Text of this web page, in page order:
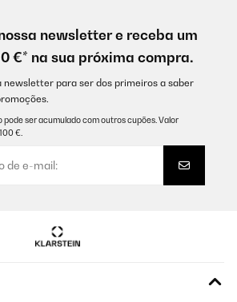
newsletter e receba um
€* na sua próxima compra.
newsletter para ser dos primeiros a saber
pode ser acumulado com outros cupões. Valor
€.